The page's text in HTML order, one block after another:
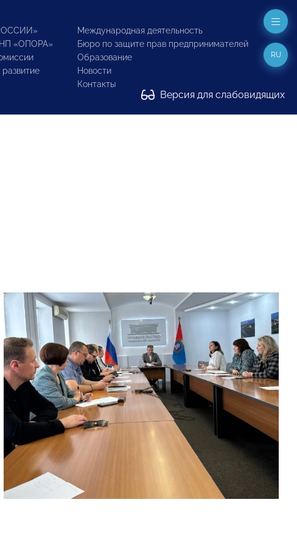
«ОПОРА»
развитие
Международная деятельность
Бюро по защите прав предпринимателей
Образование
Новости
Контакты
Версия для слабовидящих
RU